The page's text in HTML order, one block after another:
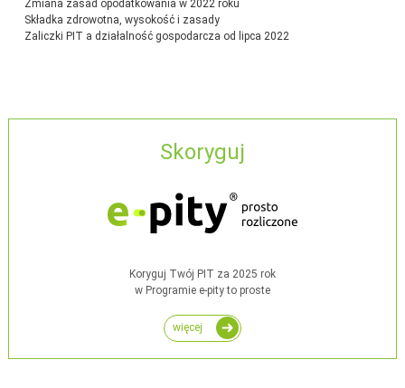
Zmiana zasad opodatkowania w 2022 roku
Składka zdrowotna, wysokość i zasady
Zaliczki PIT a działalność gospodarcza od lipca 2022
Skoryguj
Koryguj Twój PIT za 2025 rok
w Programie e-pity to proste
więcej